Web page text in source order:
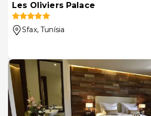
Les Oliviers Palace
Sfax, Tunísia